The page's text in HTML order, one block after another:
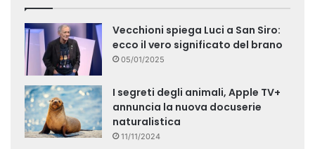
Vecchioni spiega Luci a San Siro:
ecco il vero significato del brano
05/01/2025
I segreti degli animali, Apple TV+
annuncia la nuova docuserie
naturalistica
11/11/2024